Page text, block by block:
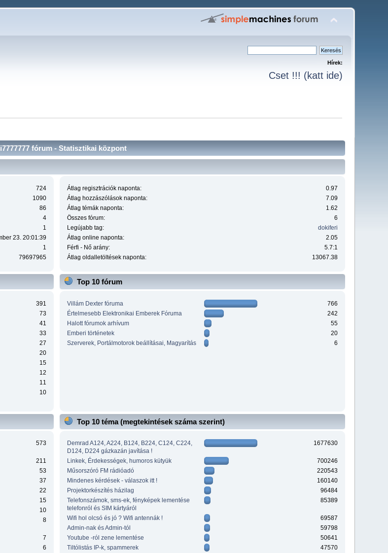
Hírek:
Cset !!! (katt ide)
fórum - Statisztikai központ
724
1090
86
4
1
23. 20:01:39
1
79697965
Átlag regisztrációk naponta:
0.97
Átlag hozzászólások naponta:
7.09
Átlag témák naponta:
1.62
Összes fórum:
6
Legújabb tag:
dokiferi
Átlag online naponta:
2.05
Férfi - Nő arány:
5.7:1
Átlag oldalletöltések naponta:
13067.38
391
73
41
33
27
20
15
12
11
10
Top 10 fórum
Villám Dexter fóruma
766
Értelmesebb Elektronikai Emberek Fóruma
242
Halott fórumok arhívum
55
Emberi történetek
20
Szerverek, Portálmotorok beállításai, Magyarítás
6
573
211
53
37
22
15
10
8
7
6
Top 10 téma (megtekintések száma szerint)
Demrad A124, A224, B124, B224, C124, C224,
D124, D224 gázkazán javítása !
1677630
Linkek, Érdekességek, humoros kütyük
700246
Műsorszóró FM rádióadó
220543
Mindenes kérdések - válaszok itt !
160140
Projektorkészítés házilag
96484
Telefonszámok, sms-ek, fényképek lementése
telefonról és SIM kártyáról
85389
Wifi hol olcsó és jó ? Wifi antennák !
69587
Admin-nak és Admin-tól
59798
Youtube -ról zene lementése
50641
Tiltólistás IP-k, spammerek
47570